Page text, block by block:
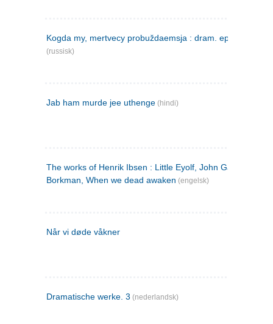
Kogda my, mertvecy probuždaemsja : dram. epilog v 3 d
(russisk)
Jab ham murde jee uthenge (hindi)
The works of Henrik Ibsen : Little Eyolf, John Gabriel
Borkman, When we dead awaken (engelsk)
Når vi døde våkner
Dramatische werke. 3 (nederlandsk)